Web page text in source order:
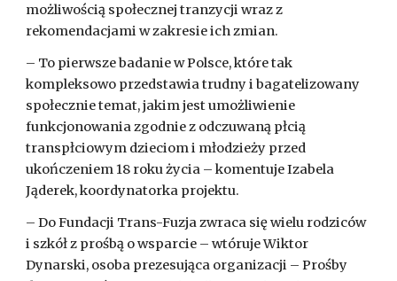
możliwością społecznej tranzycji wraz z
rekomendacjami w zakresie ich zmian.
– To pierwsze badanie w Polsce, które tak
kompleksowo przedstawia trudny i bagatelizowany
społecznie temat, jakim jest umożliwienie
funkcjonowania zgodnie z odczuwaną płcią
transpłciowym dzieciom i młodzieży przed
ukończeniem 18 roku życia – komentuje Izabela
Jąderek, koordynatorka projektu.
– Do Fundacji Trans-Fuzja zwraca się wielu rodziców
i szkół z prośbą o wsparcie – wtóruje Wiktor
Dynarski, osoba prezesująca organizacji – Prośby